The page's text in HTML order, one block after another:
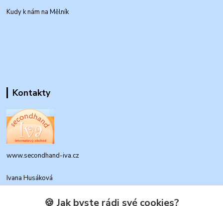
Kudy k nám na Mělník
Kontakty
www.secondhand-iva.cz
Ivana Husáková
+420 315 695 684
(Po-Pá, 9-17 hod.)🍪 Jak byste rádi své cookies?